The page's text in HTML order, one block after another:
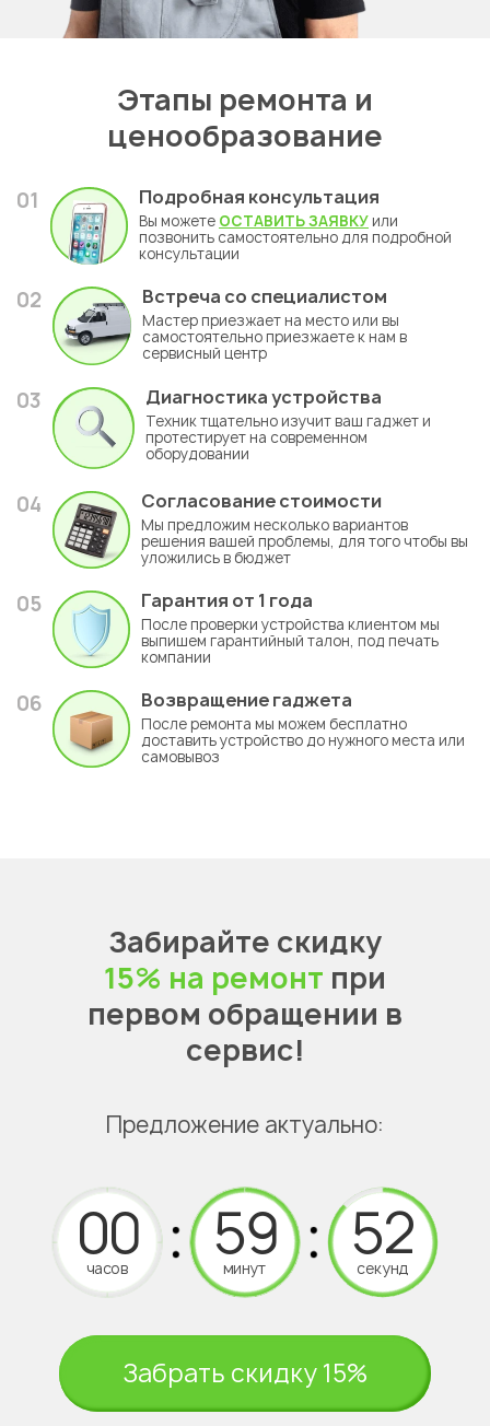
Этапы ремонта и
ценообразование
01 Подробная консультация
Вы можете ОСТАВИТЬ ЗАЯВКУ или
позвонить самостоятельно для подробной
консультации
02 Встреча со специалистом
Мастер приезжает на место или вы
самостоятельно приезжаете к нам в
сервисный центр
03 Диагностика устройства
Техник тщательно изучит ваш гаджет и
протестирует на современном
оборудовании
04 Согласование стоимости
Мы предложим несколько вариантов
решения вашей проблемы, для того чтобы вы
уложились в бюджет
05 Гарантия от 1 года
После проверки устройства клиентом мы
выпишем гарантийный талон, под печать
компании
06 Возвращение гаджета
После ремонта мы можем бесплатно
доставить устройство до нужного места или
самовывоз
Забирайте скидку
15% на ремонт при
первом обращении в
сервис!
Предложение актуально:
часов минут секунд
Забрать скидку 15%